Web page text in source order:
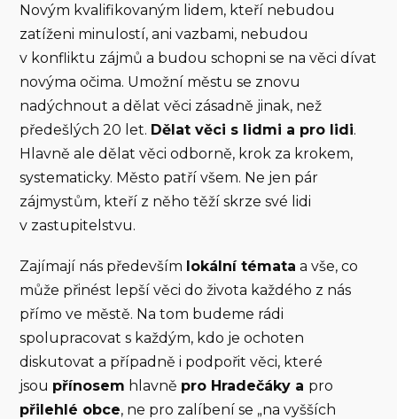
Novým kvalifikovaným lidem, kteří nebudou
zatíženi minulostí, ani vazbami, nebudou
v konfliktu zájmů a budou schopni se na věci dívat
novýma očima. Umožní městu se znovu
nadýchnout a dělat věci zásadně jinak, než
předešlých 20 let. Dělat věci s lidmi a pro lidi.
Hlavně ale dělat věci odborně, krok za krokem,
systematicky. Město patří všem. Ne jen pár
zájmystům, kteří z něho těží skrze své lidi
v zastupitelstvu.
Zajímají nás především lokální témata a vše, co
může přinést lepší věci do života každého z nás
přímo ve městě. Na tom budeme rádi
spolupracovat s každým, kdo je ochoten
diskutovat a případně i podpořit věci, které
jsou přínosem hlavně pro Hradečáky a pro
přilehlé obce, ne pro zalíbení se „na vyšších